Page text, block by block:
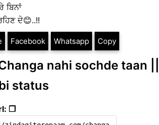
ਬਿਨਾਂ
ਦੇ😊..!!
Facebook Whatsapp Copy
nahi sochde taan
status
❐